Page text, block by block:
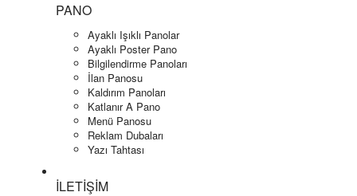
PANO
Ayaklı Işıklı Panolar
Ayaklı Poster Pano
Bilgilendirme Panoları
İlan Panosu
Kaldırım Panoları
Katlanır A Pano
Menü Panosu
Reklam Dubaları
Yazı Tahtası
İLETİŞİM